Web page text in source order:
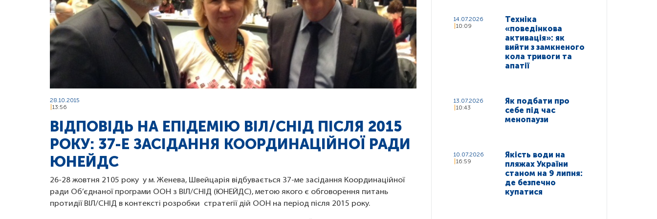
28.10.2015
13:56
ВІДПОВІДЬ НА ЕПІДЕМІЮ ВІЛ/СНІД ПІСЛЯ 2015
РОКУ: 37-Е ЗАСІДАННЯ КООРДИНАЦІЙНОЇ РАДИ
ЮНЕЙДС
26-28 жовтня 2105 року у м. Женева, Швейцарія відбувається 37-ме засідання Координаційної
ради Об’єднаної програми ООН з ВІЛ/СНІД (ЮНЕЙДС), метою якого є обговорення питань
протидії ВІЛ/СНІД в контексті розробки стратегії дій ООН на період після 2015 року.
14.07.2026
10:09
Техніка
«поведінкова
активація»: як
вийти з замкненого
кола тривоги та
апатії
13.07.2026
10:43
Як подбати про
себе під час
менопаузи
10.07.2026
16:59
Якість води на
пляжах України
станом на 9 липня:
де безпечно
купатися